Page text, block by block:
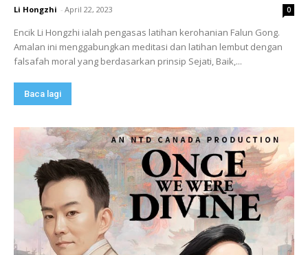
Li Hongzhi - April 22, 2023 0
Encik Li Hongzhi ialah pengasas latihan kerohanian Falun Gong.
Amalan ini menggabungkan meditasi dan latihan lembut dengan
falsafah moral yang berdasarkan prinsip Sejati, Baik,...
Baca lagi